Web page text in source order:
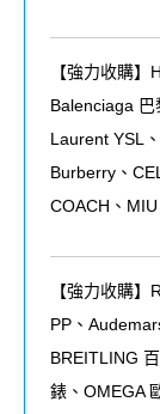
【強力收購
Balenciaga
Laurent YSL
Burberry、
COACH、
【強力收購】
PP 、
BREITLING
錶、 OMEGA